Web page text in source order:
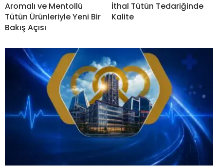
Aromalı ve Mentollü
Tütün Ürünleriyle Yeni Bir
Bakış Açısı
İthal Tütün Tedariğinde
Kalite